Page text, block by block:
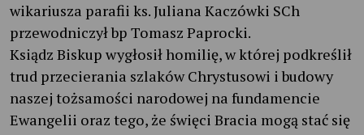
wikariusza parafii ks. Juliana Kaczówki SCh
przewodniczył bp Tomasz Paprocki.
Ksiądz Biskup wygłosił homilię, w której podkreślił
trud przecierania szlaków Chrystusowi i budowy
naszej tożsamości narodowej na fundamencie
Ewangelii oraz tego, że święci Bracia mogą stać się